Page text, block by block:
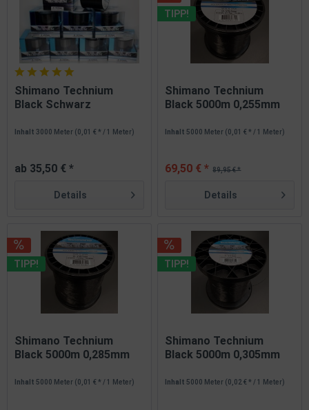
Shimano Technium
Black Schwarz
Inhalt3000 Meter (0,01 € * / 1 Meter)
ab 35,50 € *
Details
TIPP!
Shimano Technium
Black 5000m 0,255mm
Inhalt 5000 Meter (0,01 € * / 1 Meter)
89,95 € *
69,50 € *
Details
TIPP!
Shimano Technium
Black 5000m 0,285mm
Inhalt 5000 Meter (0,01 € * / 1 Meter)
TIPP!
Shimano Technium
Black 5000m 0,305mm
Inhalt 5000 Meter (0,02 € * / 1 Meter)